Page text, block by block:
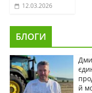
12.03.2026
БЛОГИ
й